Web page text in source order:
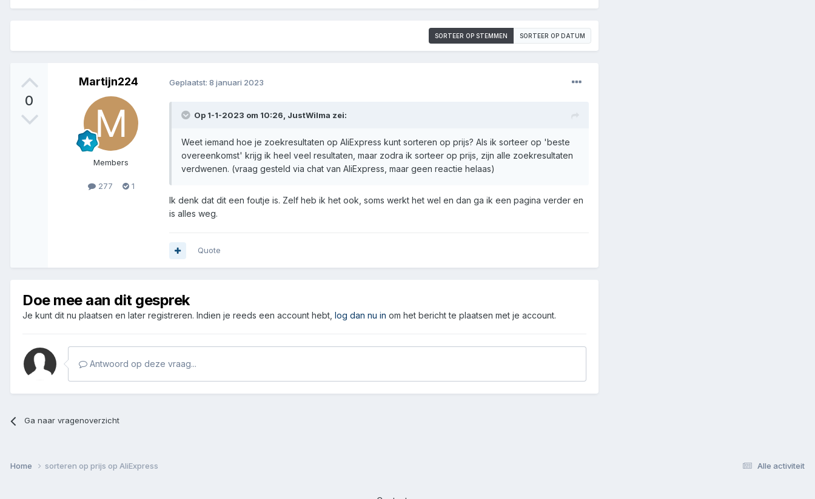
SORTEER OP STEMMEN SORTEER OP DATUM
0
Martijn224
Members
277 1
Geplaatst: 8 januari 2023
Op 1-1-2023 om 10:26, JustWilma zei:
Weet iemand hoe je zoekresultaten op AliExpress kunt sorteren op prijs? Als ik sorteer op 'beste
overeenkomst' krijg ik heel veel resultaten, maar zodra ik sorteer op prijs, zijn alle zoekresultaten
verdwenen. (vraag gesteld via chat van AliExpress, maar geen reactie helaas)
Ik denk dat dit een foutje is. Zelf heb ik het ook, soms werkt het wel en dan ga ik een pagina verder en
is alles weg.
Quote
Doe mee aan dit gesprek
Je kunt dit nu plaatsen en later registreren. Indien je reeds een account hebt, log dan nu in om het bericht te plaatsen met je account.
Antwoord op deze vraag...
Ga naar vragenoverzicht
Alle activiteit
Home sorteren op prijs op AliExpress